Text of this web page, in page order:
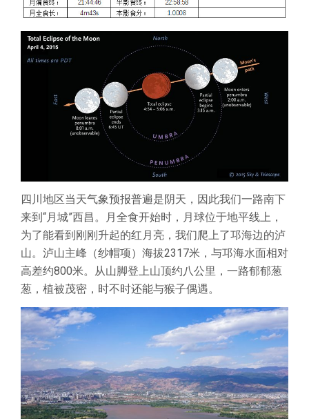
四川地区当天气象预报普遍是阴天，因此我们一路南下
来到“月城”西昌。月全食开始时，月球位于地平线上，
为了能看到刚刚升起的红月亮，我们爬上了邛海边的泸
山。泸山主峰（纱帽项）海拔2317米，与邛海水面相对
高差约800米。从山脚登上山顶约八公里，一路郁郁葱
葱，植被茂密，时不时还能与猴子偶遇。